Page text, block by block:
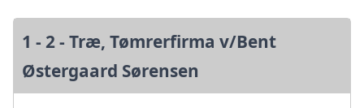
1 - 2 - Træ, Tømrerfirma v/Bent
Østergaard Sørensen